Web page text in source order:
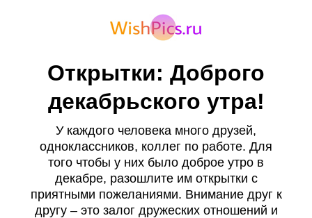
Открытки: Доброго
декабрьского утра!
У каждого человека много друзей,
одноклассников, коллег по работе. Для
того чтобы у них было доброе утро в
декабре, разошлите им открытки с
приятными пожеланиями. Внимание друг к
другу – это залог дружеских отношений и